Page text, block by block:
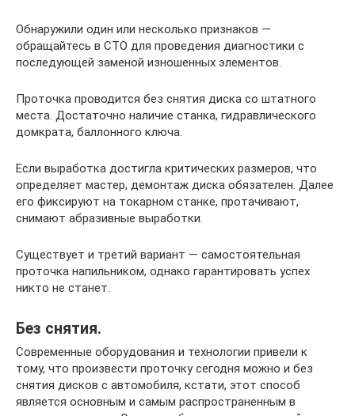
Обнаружили один или несколько признаков —
обращайтесь в СТО для проведения диагностики с
последующей заменой изношенных элементов.
Проточка проводится без снятия диска со штатного
места. Достаточно наличие станка, гидравлического
домкрата, баллонного ключа.
Если выработка достигла критических размеров, что
определяет мастер, демонтаж диска обязателен. Далее
его фиксируют на токарном станке, протачивают,
снимают абразивные выработки.
Существует и третий вариант — самостоятельная
проточка напильником, однако гарантировать успех
никто не станет.
Без снятия.
Современные оборудования и технологии привели к
тому, что произвести проточку сегодня можно и без
снятия дисков с автомобиля, кстати, этот способ
является основным и самым распространенным в